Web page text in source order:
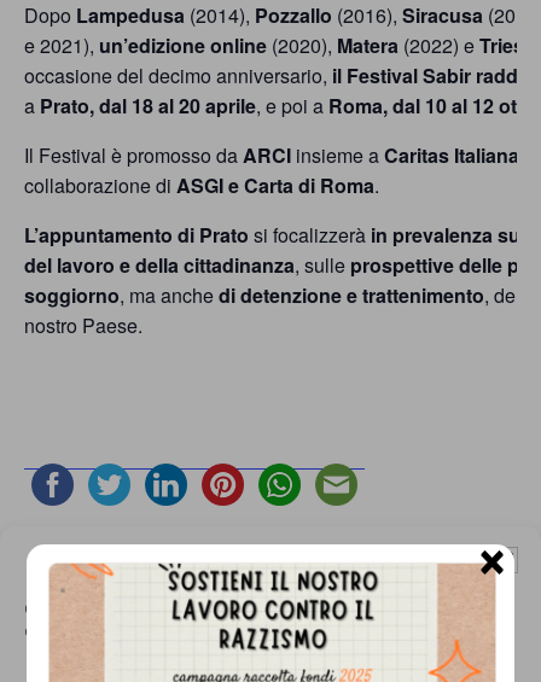
Gestisci Consenso Cookie
Questo sito fa uso di cookie, anche di terze parti, ma non utilizza alcun cookie
di profilazione.
collaborazione
con
persone,
associazioni
movimenti
opportunità
Dopo Lampedusa (2014), Pozzallo (2016), Siracusa
e 2021), un’edizione online (2020), Matera (2022) eTrieste
occasione del decimo anniversario, il Festival Sabir
a Prato, dal 18 al 20 aprile, e poi a Roma, dal 10 al 12
Il Festival è promosso daARCI insieme aCaritas Italiana,
collaborazione di ASGI e Carta di Roma.
L’appuntamento di Prato si focalizzerà in prevalenza
del lavoro e della cittadinanza, sulle prospettive delle
soggiorno, ma anchedi detenzione e trattenimento,
nostro Paese.
SALVA NEL TUO CALENDARIO
LUOGO
×